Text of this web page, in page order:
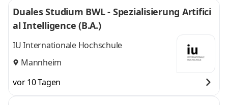
Duales Studium BWL - Spezialisierung Artifici
al Intelligence (B.A.)
IU Internationale Hochschule
Mannheim
vor 10 Tagen